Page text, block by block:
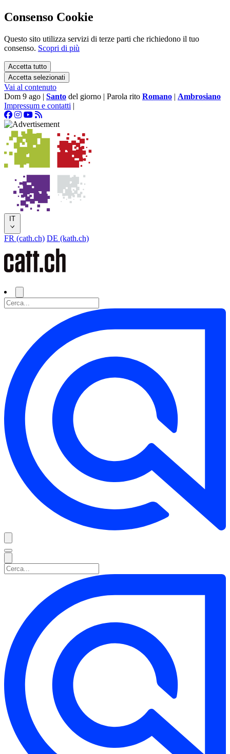
Consenso Cookie
Questo sito utilizza servizi di terze parti che richiedono il tuo
consenso. Scopri di più
Accetta tutto
Accetta selezionati
Vai al contenuto
Dom 9 ago | Santo del giorno | Parola rito Romano | Ambrosiano
Impressum e contatti |
IT
FR (cath.ch) DE (kath.ch)